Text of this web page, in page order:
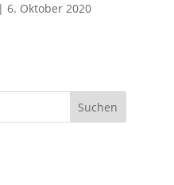
6. Oktober 2020